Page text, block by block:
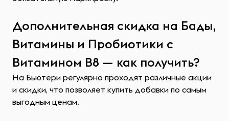
Дополнительная скидка на Бады,
Витамины и Пробиотики с
Витамином B8 — как получить?
На Бьютери регулярно проходят различные акции
и скидки, что позволяет купить добавки по самым
выгодным ценам.